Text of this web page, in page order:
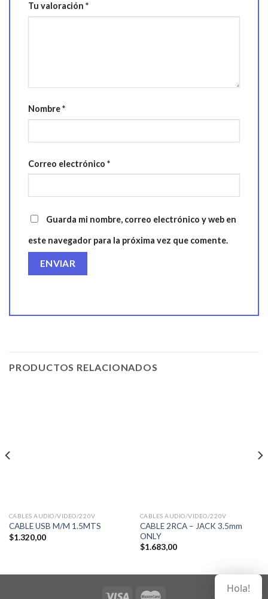
Tu valoración *
Nombre*
Correo electrónico *
Guarda mi nombre, correo electrónico y web en
este navegador para la próxima vez que comente.
PRODUCTOS RELACIONADOS
CABLES AUDIO/VIDEO/220V
CABLE USB M/M 1.5MTS
$1.320,00
CABLES AUDIO/VIDEO/220V
CABLE 2RCA – JACK 3.5mm
ONLY
$1.683,00
Hola!